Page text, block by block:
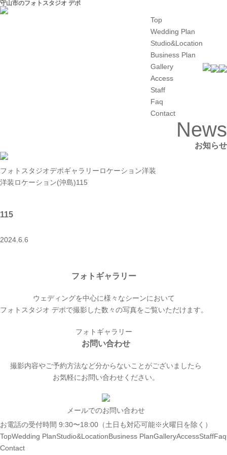
守山市のフォトスタジオ デポ
Top
Wedding Plan
Studio&Location
Business Plan
Gallery
Access
Staff
Faq
Contact
News
お知らせ
フォトスタジオデポギャラリーロケーション洋装
洋装ロケーション(沖島)115
115
2024.6.6
フォトギャラリー
ウェディングを中心に様々なシーンにおいて
フォトスタジオ デポで撮影した数々の写真をご覧いただけます。
フォトギャラリー
お問い合わせ
撮影内容やご予約方法など分からないことがございましたら
お気軽にお問い合わせください。
メールでのお問い合わせ
お電話の受付時間 9:30〜18:00（土日も対応可能※火曜日を除く）
TopWedding PlanStudio&LocationBusiness PlanGalleryAccessStaffFaq
Contact